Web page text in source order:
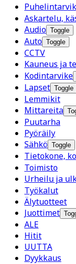
Askartelu,
Audio Toggle
Auto Toggle
CCTV
Kauneus ja
Kodintarvike
Lapset Toggle
Lemmikit
Mittareita
Puutarha
Pyöräily
Sähkö Toggle
Tietokone,
Toimisto
Urheilu ja
Työkalut
Älytuotteet
Juottimet
ALE
Hitit
UUTTA
Dyykkaus